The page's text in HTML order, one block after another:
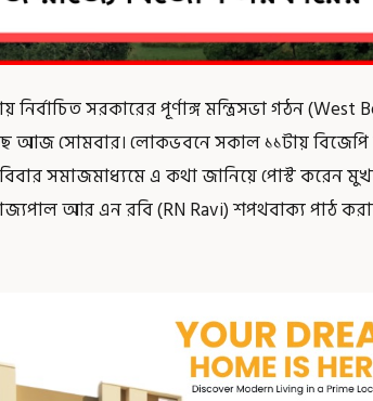
নির্বাচিত সরকারের পূর্ণাঙ্গ মন্ত্রিসভা গঠন
আজ সোমবার। লোকভবনে সকাল ১১টায় বিজেপি
সমাজমাধ্যমে এ কথা জানিয়ে পোস্ট করেন
আর এন রবি (RN Ravi) শপথবাক্য পাঠ